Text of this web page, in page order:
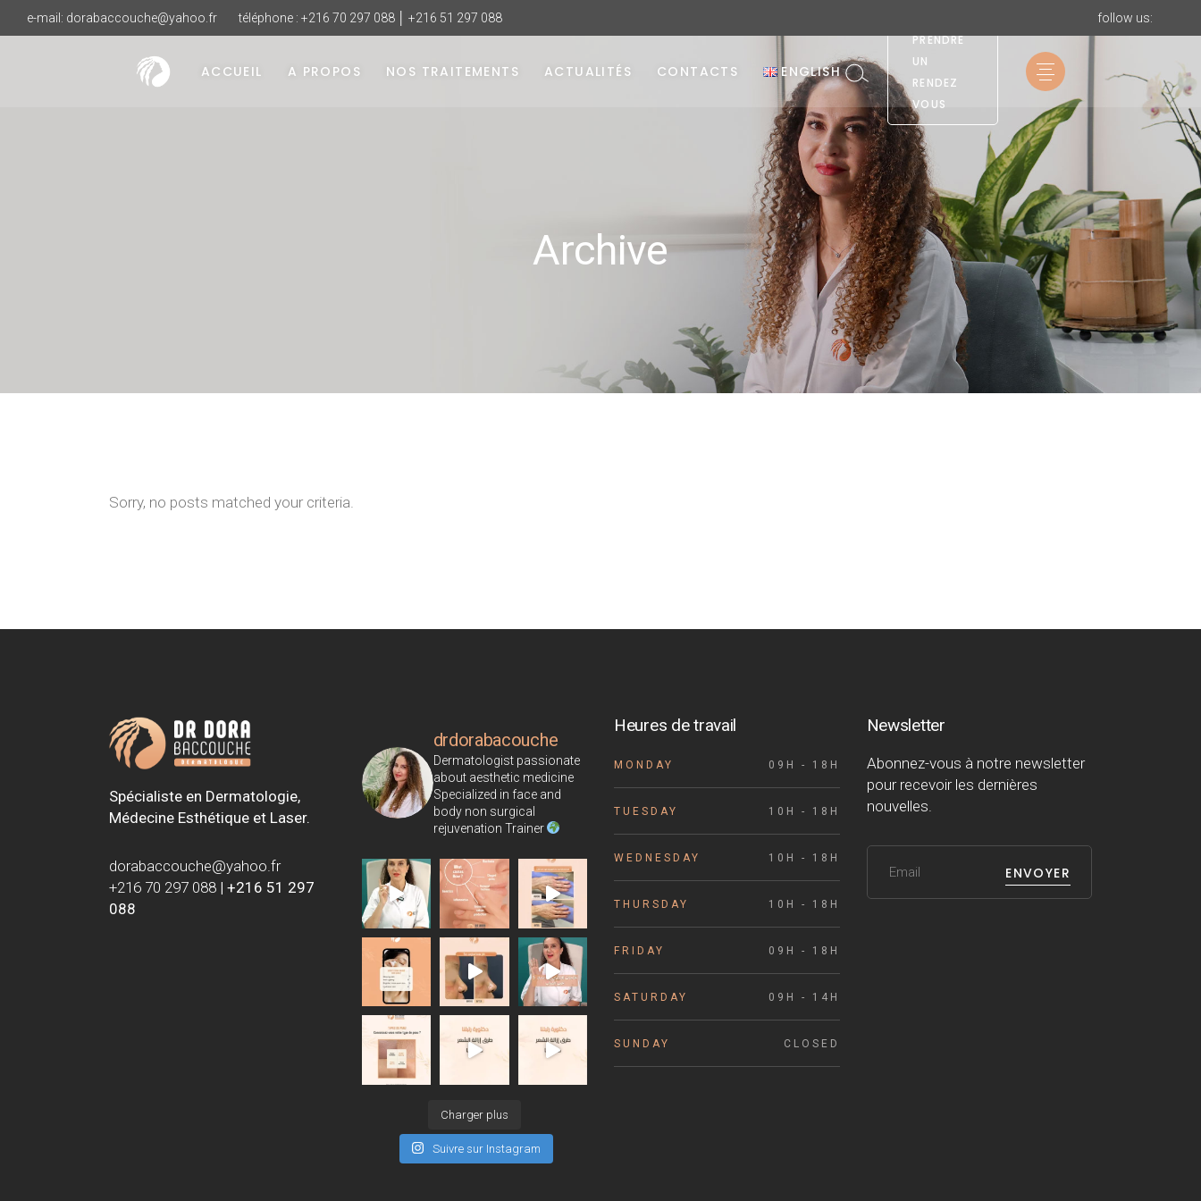
e-mail: dorabaccouche@yahoo.fr téléphone : +216 70 297 088 │ +216 51 297 088 follow us:
ACCUEIL A PROPOS NOS TRAITEMENTS ACTUALITÉS CONTACTS ENGLISH
PRENDRE
UN
RENDEZ
VOUS
Archive
Sorry, no posts matched your criteria.
Spécialiste en Dermatologie,
Médecine Esthétique et Laser.
dorabaccouche@yahoo.fr
+216 70 297 088 | +216 51 297
088
drdorabacouche
Dermatologist passionate
about aesthetic medicine
Specialized in face and
body non surgical
rejuvenation Trainer
Charger plus
Suivre sur Instagram
Heures de travail
MONDAY 09H - 18H
TUESDAY 10H - 18H
WEDNESDAY 10H - 18H
THURSDAY 10H - 18H
FRIDAY 09H - 18H
SATURDAY 09H - 14H
SUNDAY CLOSED
Newsletter
Abonnez-vous à notre newsletter
pour recevoir les dernières
nouvelles.
ENVOYER